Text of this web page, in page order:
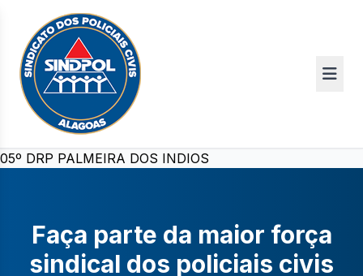
05º DRP PALMEIRA DOS INDIOS
Faça parte da maior força
sindical dos policiais civis